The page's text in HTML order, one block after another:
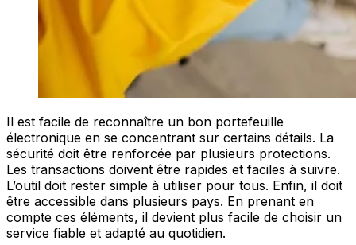
Il est facile de reconnaître un bon portefeuille
électronique en se concentrant sur certains détails. La
sécurité doit être renforcée par plusieurs protections.
Les transactions doivent être rapides et faciles à suivre.
L’outil doit rester simple à utiliser pour tous. Enfin, il doit
être accessible dans plusieurs pays. En prenant en
compte ces éléments, il devient plus facile de choisir un
service fiable et adapté au quotidien.